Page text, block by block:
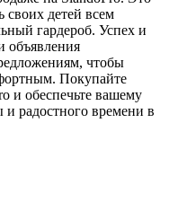
своих детей всем
гардероб. Успех и
объявления
чтобы
Покупайте
и обеспечьте вашему
и радостного времени в